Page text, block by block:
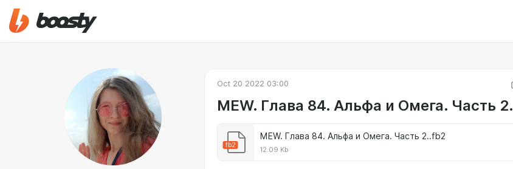
Oct 20 2022 03:00
MEW. Глава 84. Альфа и Омега. Часть 2.
fb2
MEW. Глава 84. Альфа и Омега. Часть 2..fb2
12.09 Kb